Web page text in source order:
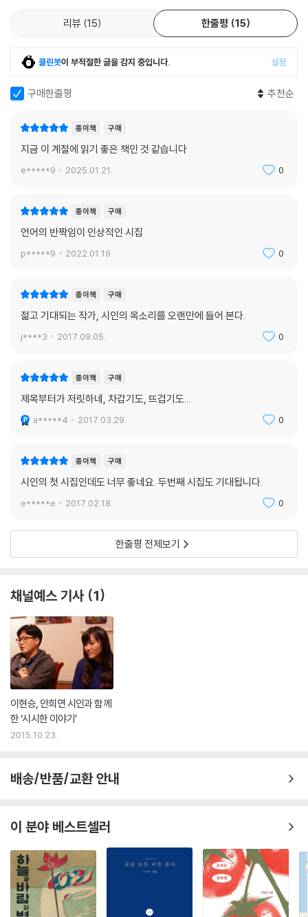
참/다정한/무게//책을 열지 않아도 죽음은 기묘하게 쏟아지고//나는 이제
산 것과 죽은 것을 구분하는 방법을 모른다(「월요일에 죽은 아이들」 부분)
고통뿐인 삶을 바라보는 눈빛은 처연하기 이를 데 없으나 시인은 “모든 악
몽 위에 세워진/고요의 땅”(「선고」)에서 “돌을 나르는 것 외엔/달리 아무
것도 할 수 없는 평생”의 허망함에 젖어들면서도 “나는 이 영원을 기록하
삶의 부조리 속에서도 참답게 살아가고자 분투하는 모습을 보여준다. “내
이제 시인은 “오래된 실패”(「기타는 총, 노래는 총알」)를 되새기면서 첫 시
집의 마지막을 맺는다. 그리고 이쯤에서 문학평론가 김수이는 해설 끝에서
의 말)으로 써내려간 이 시집을 당신 ‘옆’에 두는 것은 어떤가라고.
내정된 실패의 세계 속에 우리는 있다/플라스틱 병정들처럼/하루치의 슬
픔을 배당받고/걷고 또 걸어 제자리로 돌아온다//우리는 그의 기억 저편
에겐 노래할 입이 있고/문을 그릴 수 있는 손이 있다/부끄러움이 만드는
덕이라고 했기에 흐르는 것//먼 훗날 염색공은/우리를 떠올릴 것이다/우
연히 그의 머릿속 전구가 켜지는 순간//그는 휴지통을 뒤적여 오래된 실패
노래는 총알」 부분)
리뷰 15 한줄평 15
클린봇이 부적절한 글을 감지 중입니다. 설정
구매한줄평 추천순
종이책 구매
지금 이 계절에 읽기 좋은 책인 것 같습니다
e*****9 2025.01.21. 0
종이책 구매
언어의 반짝임이 인상적인 시집
p*****9 2022.01.19. 0
종이책 구매
젊고 기대되는 작가, 시인의 목소리를 오랜만에 들어 본다.
j****3 2017.09.05. 0
종이책 구매
제목부터가 저릿하네, 차갑기도, 뜨겁기도...
a*****4 2017.03.29. 0
종이책 구매
시인의 첫 시집인데도 너무 좋네요. 두번째 시집도 기대됩니다.
e*****e 2017.02.18. 0
한줄평 전체보기
채널예스 기사 1
이현승, 안희연 시인과 함께
한 ‘시시한 이야기’
2015.10.23.
배송/반품/교환 안내
이 분야 베스트셀러